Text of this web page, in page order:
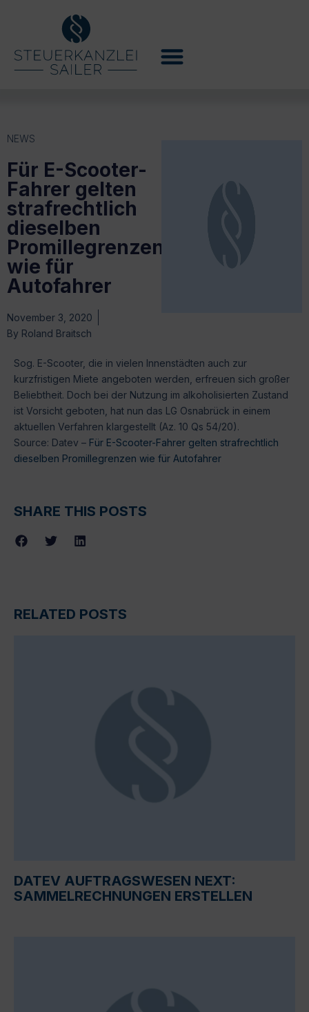
NEWS
Für E-Scooter-
Fahrer gelten
strafrechtlich
dieselben
Promillegrenzen
wie für
Autofahrer
November 3, 2020
By Roland Braitsch
Sog. E-Scooter, die in vielen Innenstädten auch zur
kurzfristigen Miete angeboten werden, erfreuen sich großer
Beliebtheit. Doch bei der Nutzung im alkoholisierten Zustand
ist Vorsicht geboten, hat nun das LG Osnabrück in einem
aktuellen Verfahren klargestellt (Az. 10 Qs 54/20).
Source: Datev – Für E-Scooter-Fahrer gelten strafrechtlich
dieselben Promillegrenzen wie für Autofahrer
SHARE THIS POSTS
RELATED POSTS
DATEV AUFTRAGSWESEN NEXT:
SAMMELRECHNUNGEN ERSTELLEN